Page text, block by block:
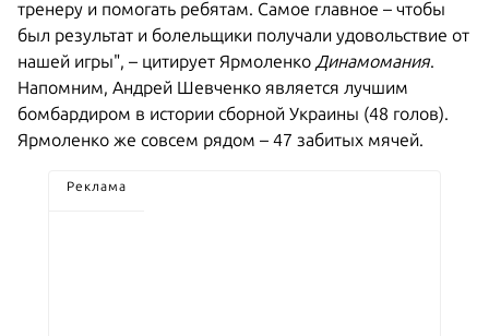
тренеру и помогать ребятам. Самое главное – чтобы
был результат и болельщики получали удовольствие от
нашей игры", – цитирует Ярмоленко Динамомания.
Напомним, Андрей Шевченко является лучшим
бомбардиром в истории сборной Украины (48 голов).
Ярмоленко же совсем рядом – 47 забитых мячей.
Реклама